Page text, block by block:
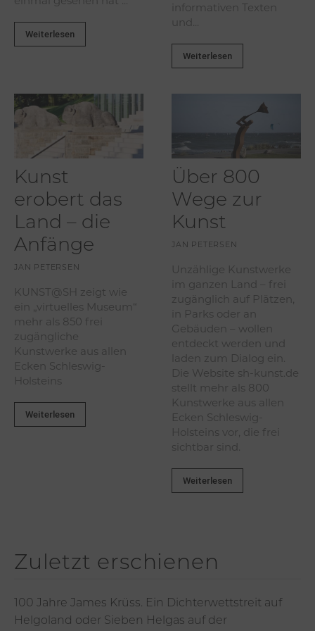
Weiterlesen
informativen Texten
und...
Weiterlesen
Kunst
erobert das
Land – die
Anfänge
JAN PETERSEN
KUNST@SH zeigt wie
ein „virtuelles Museum“
mehr als 850 frei
zugängliche
Kunstwerke aus allen
Ecken Schleswig-
Holsteins
Weiterlesen
Über 800
Wege zur
Kunst
JAN PETERSEN
Unzählige Kunstwerke
im ganzen Land – frei
zugänglich auf Plätzen,
in Parks oder an
Gebäuden – wollen
entdeckt werden und
laden zum Dialog ein.
Die Website sh-kunst.de
stellt mehr als 800
Kunstwerke aus allen
Ecken Schleswig-
Holsteins vor, die frei
sichtbar sind.
Weiterlesen
Zuletzt erschienen
100 Jahre James Krüss. Ein Dichterwettstreit auf
Helgoland oder Sieben Helgas auf der